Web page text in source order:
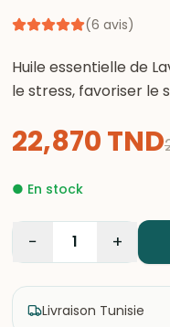
(6 avis)
Huile essentielle de
le stress, favoriser le
22,870TND
● En stock
− 1 +
Livraison Tunisie